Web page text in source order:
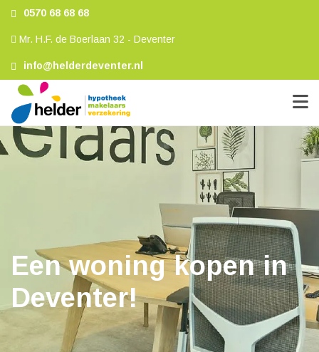
0570 68 68 68
Mr. H.F. de Boerlaan 32 - Deventer
info@helderdeventer.nl
Een woning kopen in
Deventer!